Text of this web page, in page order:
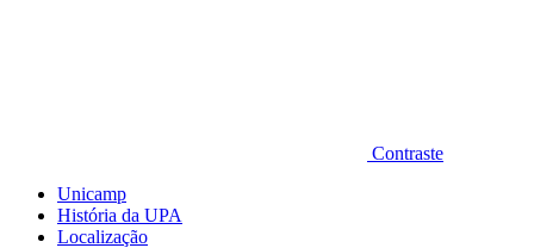
Contraste
Unicamp
História da UPA
Localização